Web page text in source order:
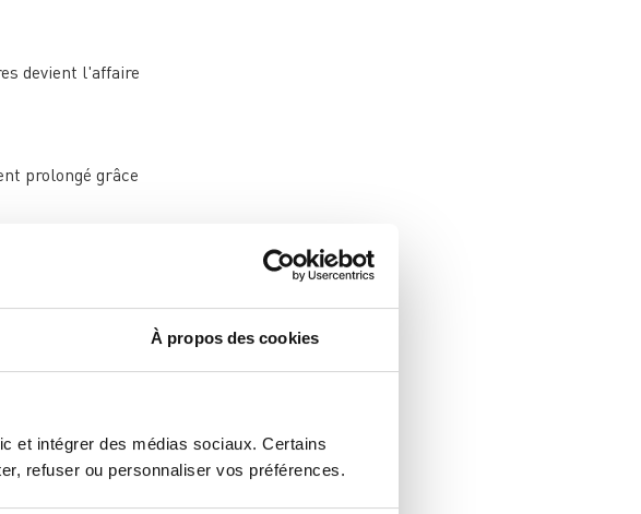
À propos des cookies
et intégrer des médias sociaux. Certains
refuser ou personnaliser vos préférences.
devient l'affaire
prolongé grâce
exploite de
avec un